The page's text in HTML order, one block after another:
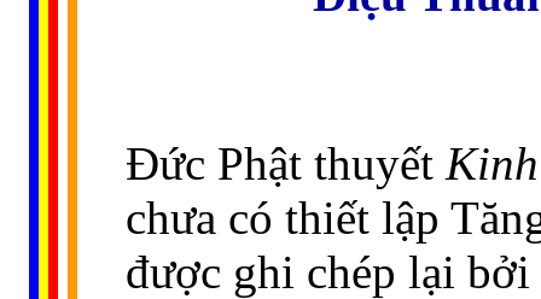
Ðức Phật thuyết
chưa có thiết lập
được ghi chép lại